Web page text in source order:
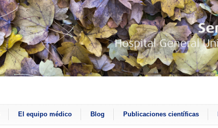
El equipo médico Blog Publicaciones científicas